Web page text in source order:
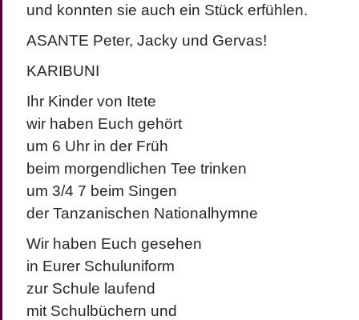
und konnten sie auch ein Stück erfühlen.
ASANTE Peter, Jacky und Gervas!
KARIBUNI
Ihr Kinder von Itete
wir haben Euch gehört
um 6 Uhr in der Früh
beim morgendlichen Tee trinken
um 3/4 7 beim Singen
der Tanzanischen Nationalhymne
Wir haben Euch gesehen
in Eurer Schuluniform
zur Schule laufend
mit Schulbüchern und